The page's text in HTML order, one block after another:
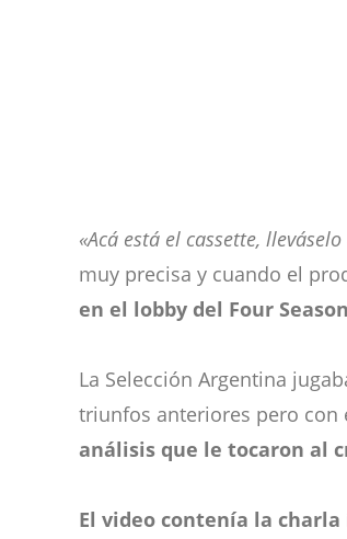
«Acá está el cassette,
muy precisa y cuando el
en el lobby del Four
La Selección Argentina
triunfos anteriores pero con
análisis que le tocaron al
El video contenía la